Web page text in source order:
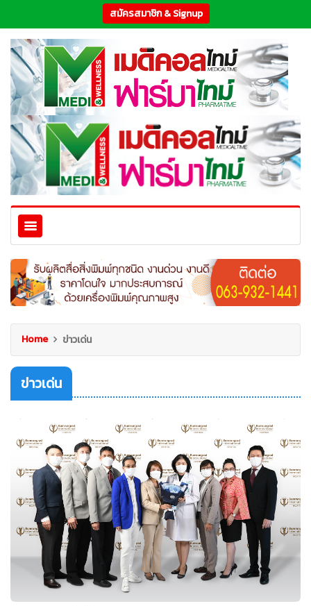
สมัครสมาชิก & Signup
Home ข่าวเด่น
ข่าวเด่น